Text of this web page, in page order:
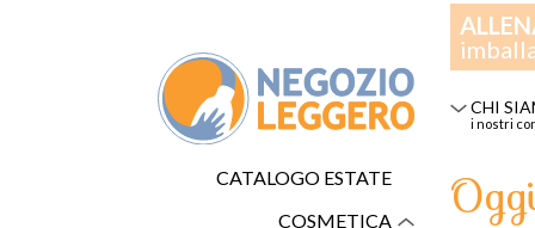
CHI
i nostri
CATALOGO ESTATE
COSMETICA